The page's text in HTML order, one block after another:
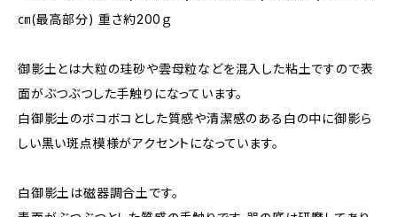
㎝(最高部分) 重さ約200ｇ
御影土とは大粒の珪砂や雲母粒などを混入した粘土ですので表
面がぶつぶつした手触りになっています。
白御影土のボコボコとした質感や清潔感のある白の中に御影ら
しい黒い斑点模様がアクセントになっています。
白御影土は磁器調合土です。